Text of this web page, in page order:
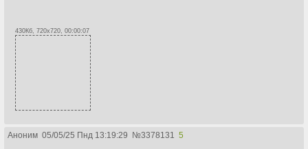
430Кб, 720x720, 00:00:07
Аноним 05/05/25 Пнд 13:19:29 №3378131 5